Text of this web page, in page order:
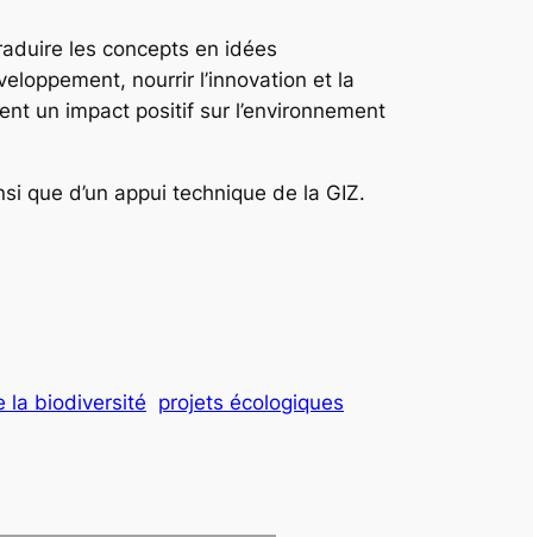
les concepts en idées
nourrir l’innovation et la
un impact positif sur l’environnement
que d’un appui technique de la GIZ.
la biodiversité projets écologiques